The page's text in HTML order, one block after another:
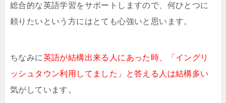
総合的な英語学習をサポートしますので、何ひとつに
頼りたいという方にはとても心強いと思います。
ちなみに英語が結構出来る人にあった時、「イングリ
ッシュタウン利用してました」と答える人は結構多い
気がしています。